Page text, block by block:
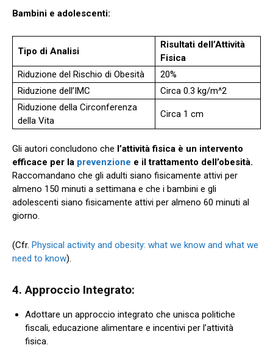
Bambini e adolescenti:
Tipo di Analisi
Risultati dell’Attività
Fisica
Riduzione del Rischio di Obesità
20%
Riduzione dell’IMC
Circa 0.3 kg/m^2
Riduzione della Circonferenza
della Vita
Circa 1 cm
Gli autori concludono che l’attività fisica è un intervento
efficace per la prevenzione e il trattamento dell’obesità.
Raccomandano che gli adulti siano fisicamente attivi per
almeno 150 minuti a settimana e che i bambini e gli
adolescenti siano fisicamente attivi per almeno 60 minuti al
giorno.
(Cfr. Physical activity and obesity: what we know and what we
need to know).
4. Approccio Integrato:
Adottare un approccio integrato che unisca politiche
fiscali, educazione alimentare e incentivi per l’attività
fisica.